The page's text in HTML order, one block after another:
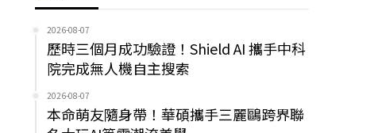
2026-08-07
歷時三個月成功驗證！Shield AI 攜手中科
院完成無人機自主搜索
2026-08-07
本命萌友隨身帶！華碩攜手三麗鷗跨界聯